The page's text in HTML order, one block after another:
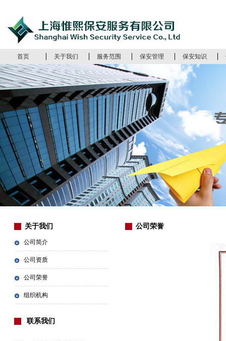
首页 关于我们 服务范围 保安管理 保安知识
关于我们
公司简介
公司资质
公司荣誉
组织机构
联系我们
公司荣誉